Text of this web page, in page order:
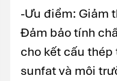
-Ưu điểm: Giảm
Đảm bảo tính
cho kết cấu
sunfat và môi